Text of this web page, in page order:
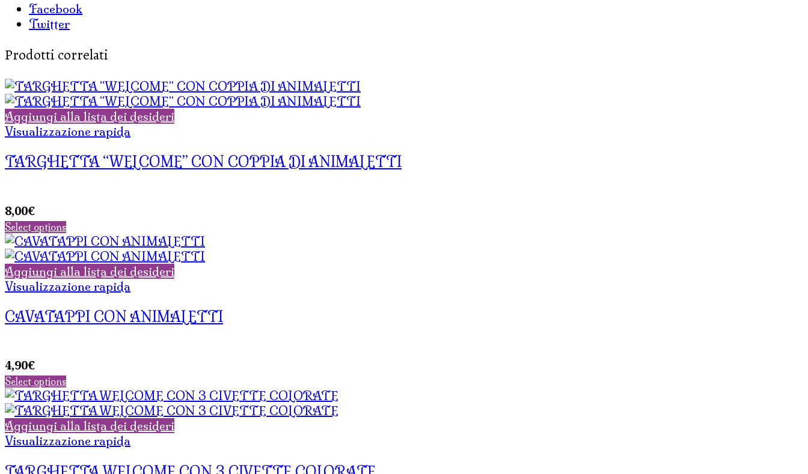
Facebook
Twitter
Prodotti correlati
Aggiungi alla lista dei desideri
Visualizzazione rapida
TARGHETTA “WELCOME” CON COPPIA DI ANIMALETTI
8,00€
Select options
Aggiungi alla lista dei desideri
Visualizzazione rapida
CAVATAPPI CON ANIMALETTI
4,90€
Select options
Aggiungi alla lista dei desideri
Visualizzazione rapida